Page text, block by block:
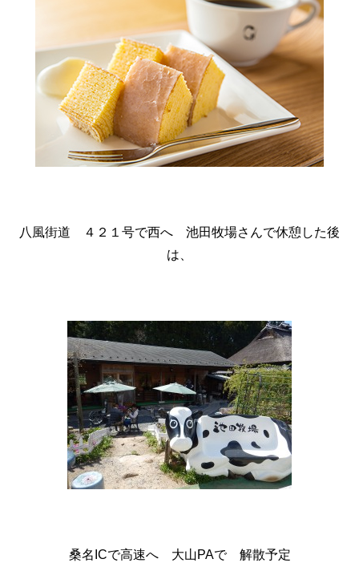
八風街道 ４２１号で西へ 池田牧場さんで休憩した後
は、
桑名ICで高速へ 大山PAで 解散予定